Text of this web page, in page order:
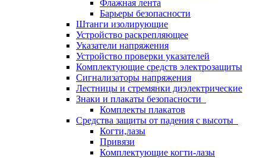
Флажная лента
Барьеры безопасности
Штанги изолирующие
Устройство раскрепляющее
Указатели напряжения
Устройство проверки указателей
Комплектующие средств электрозащиты
Сигнализаторы напряжения
Лестницы и стремянки диэлектрические
Знаки и плакаты безопасности
Комплекты плакатов
Средства защиты от падения с высоты
Когти,лазы
Привязи
Комплектующие когти-лазы